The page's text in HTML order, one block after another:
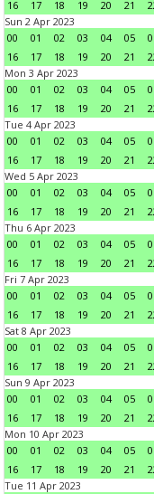
16
17 18 19 20 21
Sun 2 Apr 2023
00
01 02 03 04 05
16
17 18 19 20 21
Mon 3 Apr 2023
00
01 02 03 04 05
16
17 18 19 20 21
Tue 4 Apr 2023
00
01 02 03 04 05
16
17 18 19 20 21
Wed 5 Apr 2023
00
01 02 03 04 05
16
17 18 19 20 21
Thu 6 Apr 2023
00
01 02 03 04 05
16
17 18 19 20 21
Fri 7 Apr 2023
00
01 02 03 04 05
16
17 18 19 20 21
Sat 8 Apr 2023
00
01 02 03 04 05
16
17 18 19 20 21
Sun 9 Apr 2023
00
01 02 03 04 05
16
17 18 19 20 21
Mon 10 Apr 2023
00
01 02 03 04 05
16
17 18 19 20 21
Tue 11 Apr 2023